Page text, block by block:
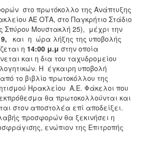
στο πρωτόκολλο της Ανάπτυξης
ΑΕ ΟΤΑ, στο Παγκρήτιο Στάδιο
Σπύρου Μουστακλή 25), μέχρι την
και η ώρα λήξης της υποβολής
η 14:00 μ.μ στην οποία
και η δια του ταχυδρομείου
Η έγκαιρη υποβολή
το βιβλίο πρωτοκόλλου της
Ηρακλείου Α.Ε. Φάκελοι που
θα πρωτοκολλούνται και
στον αποστολέα επί αποδείξει.
προσφορών θα ξεκινήσει η
ενώπιον της Επιτροπής